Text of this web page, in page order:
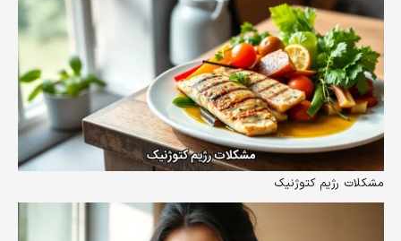
مشکلات رژیم کتوژنیک